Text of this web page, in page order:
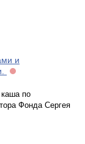
и
каша по
Фонда Сергея